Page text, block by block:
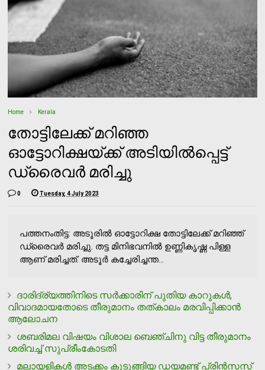
Home Kerala
തോട്ടിലേക്ക് മറിഞ്ഞ
ഓട്ടോറിക്ഷയ്ക്ക് അടിയില്‍പ്പെട്ട്
ഡ്രൈവര്‍ മരിച്ചു
0 Tuesday, 4 July 2023
പത്തനംതിട്ട: അടൂരില്‍ ഓട്ടോറിക്ഷ തോട്ടിലേക്ക് മറിഞ്ഞ്
ഡ്രൈവര്‍ മരിച്ചു. തട്ട മിനിഭവനില്‍ ഉണ്ണികൃഷ്ണ പിള്ള
ആണ് മരിച്ചത്. അടൂര്‍ കച്ചേരിച്ചന്ത...
ദാരിദ്ര്യത്തിനിടെ സര്‍ക്കാരിന് പുതിയ കാറുകള്‍,
വിവാദമായതോടെ തീരുമാനം തത്കാലം മരവിപ്പിക്കാന്‍
ആലോചന
ശബരിമല വിഷയം വിശാല ബെഞ്ചിനു വിട്ട തീരുമാനം
ശരിവച്ച് സുപ്രീംകോടതി
മലായളികള്‍ അടക്കം കുടുങ്ങിയ ഡയമണ്ട് പ്രിന്‍സസ്